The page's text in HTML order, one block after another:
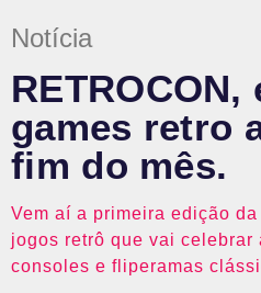
Notícia
RETROCON,
games retro
fim do mês.
Vem aí a primeira edição
jogos retrô que vai celebrar
consoles e fliperamas